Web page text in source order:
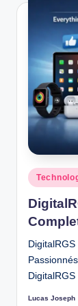
Posted
in
Posted
Lucas Joseph
Tags: